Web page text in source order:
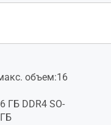
объем:16
ГБ DDR4 SO-